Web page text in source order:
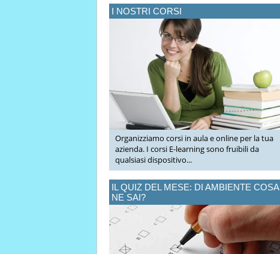
I NOSTRI CORSI
Organizziamo corsi in aula e online per la tua
azienda. I corsi E-learning sono fruibili da
qualsiasi dispositivo...
IL QUIZ DEL MESE: DI AMBIENTE COSA
NE SAI?